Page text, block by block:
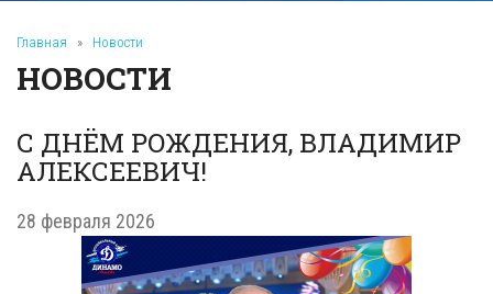
Главная » Новости
НОВОСТИ
С ДНЁМ РОЖДЕНИЯ, ВЛАДИМИР
АЛЕКСЕЕВИЧ!
28 февраля 2026